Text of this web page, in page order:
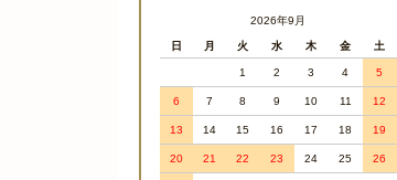
2026年9月
日 月 火 水 木 金 土
1 2 3 4 5
6 7 8 9 10 11 12
13 14 15 16 17 18 19
20 21 22 23 24 25 26